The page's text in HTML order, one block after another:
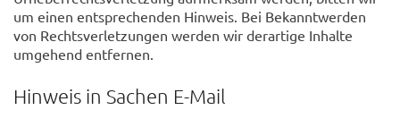
um einen entsprechenden Hinweis. Bei Bekanntwerden
von Rechtsverletzungen werden wir derartige Inhalte
umgehend entfernen.
Hinweis in Sachen E-Mail